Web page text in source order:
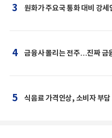
3 원화가 주요국 통화 대비 강세
4 금융사 몰리는 전주…진짜 금
5 식음료 가격인상, 소비자 부